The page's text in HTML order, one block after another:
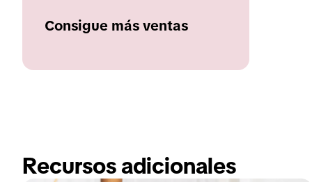
Consigue más ventas
Recursos adicionales